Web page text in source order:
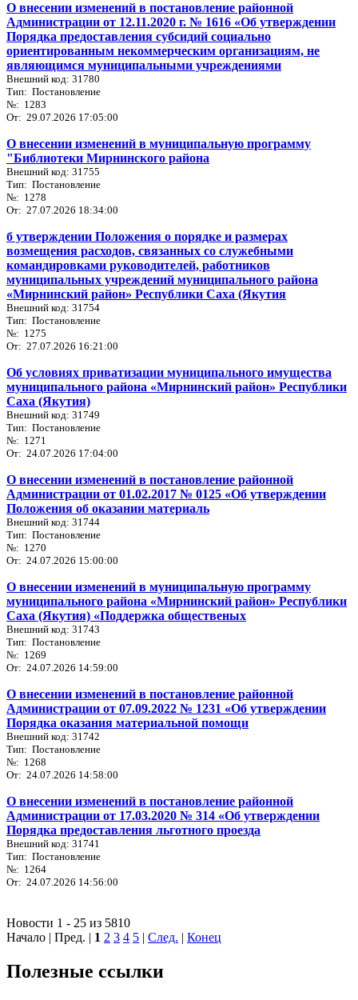
О внесении изменений в постановление районной
Администрации от 12.11.2020 г. № 1616 «Об утверждении
Порядка предоставления субсидий социально
ориентированным некоммерческим организациям, не
являющимся муниципальными учреждениями
Внешний код: 31780
Тип: Постановление
№: 1283
От: 29.07.2026 17:05:00
О внесении изменений в муниципальную программу
"Библиотеки Мирнинского района
Внешний код: 31755
Тип: Постановление
№: 1278
От: 27.07.2026 18:34:00
б утверждении Положения о порядке и размерах
возмещения расходов, связанных со служебными
командировками руководителей, работников
муниципальных учреждений муниципального района
«Мирнинский район» Республики Саха (Якутия
Внешний код: 31754
Тип: Постановление
№: 1275
От: 27.07.2026 16:21:00
Об условиях приватизации муниципального имущества
муниципального района «Мирнинский район» Республики
Саха (Якутия)
Внешний код: 31749
Тип: Постановление
№: 1271
От: 24.07.2026 17:04:00
О внесении изменений в постановление районной
Администрации от 01.02.2017 № 0125 «Об утверждении
Положения об оказании материаль
Внешний код: 31744
Тип: Постановление
№: 1270
От: 24.07.2026 15:00:00
О внесении изменений в муниципальную программу
муниципального района «Мирнинский район» Республики
Саха (Якутия) «Поддержка общественых
Внешний код: 31743
Тип: Постановление
№: 1269
От: 24.07.2026 14:59:00
О внесении изменений в постановление районной
Администрации от 07.09.2022 № 1231 «Об утверждении
Порядка оказания материальной помощи
Внешний код: 31742
Тип: Постановление
№: 1268
От: 24.07.2026 14:58:00
О внесении изменений в постановление районной
Администрации от 17.03.2020 № 314 «Об утверждении
Порядка предоставления льготного проезда
Внешний код: 31741
Тип: Постановление
№: 1264
От: 24.07.2026 14:56:00
Новости 1 - 25 из 5810
Начало | Пред. | 1 2 3 4 5 | След. | Конец
Полезные ссылки